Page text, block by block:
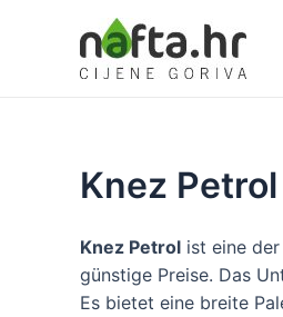
Knez Petrol
Knez Petrol ist eine
günstige Preise. Das
Es bietet eine breite